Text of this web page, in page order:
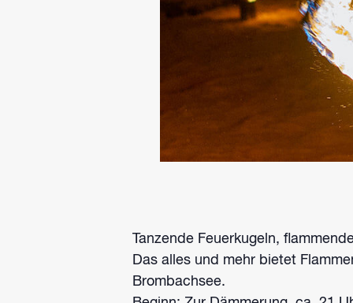
Tanzende Feuerkugeln,
Das alles und mehr bietet
Brombachsee.